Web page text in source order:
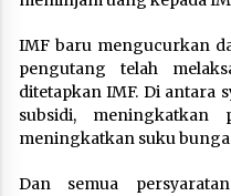
IMF baru mengucurkan
pengutang telah
ditetapkan IMF. Di antara
subsidi, meningkatkan
meningkatkan suku
Dan semua